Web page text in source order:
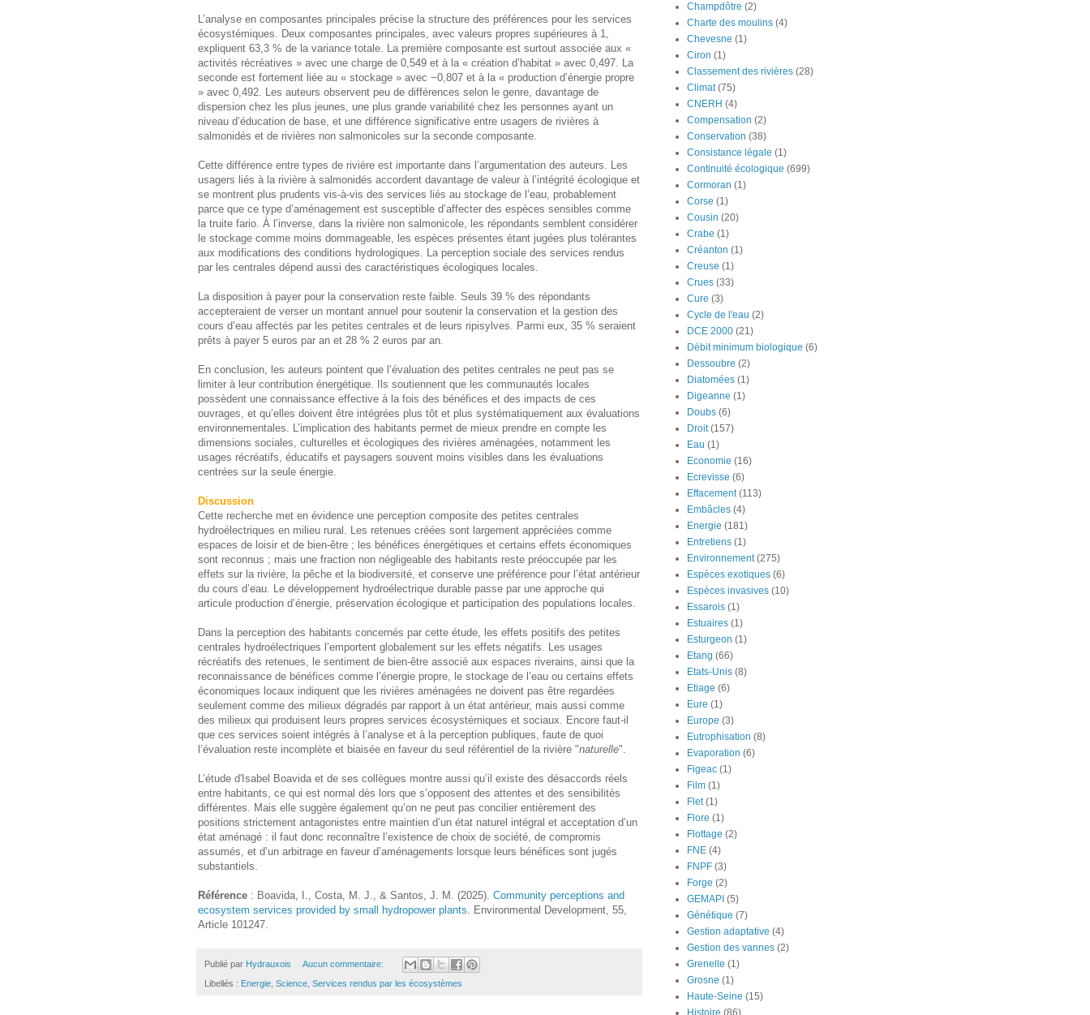
L’analyse en composantes principales précise la structure des préférences pour les services
écosystémiques. Deux composantes principales, avec valeurs propres supérieures à 1,
expliquent 63,3 % de la variance totale. La première composante est surtout associée aux «
activités récréatives » avec une charge de 0,549 et à la « création d’habitat » avec 0,497. La
seconde est fortement liée au « stockage » avec −0,807 et à la « production d’énergie propre
» avec 0,492. Les auteurs observent peu de différences selon le genre, davantage de
dispersion chez les plus jeunes, une plus grande variabilité chez les personnes ayant un
niveau d’éducation de base, et une différence significative entre usagers de rivières à
salmonidés et de rivières non salmonicoles sur la seconde composante.
Cette différence entre types de rivière est importante dans l’argumentation des auteurs. Les
usagers liés à la rivière à salmonidés accordent davantage de valeur à l’intégrité écologique et
se montrent plus prudents vis-à-vis des services liés au stockage de l’eau, probablement
parce que ce type d’aménagement est susceptible d’affecter des espèces sensibles comme
la truite fario. À l’inverse, dans la rivière non salmonicole, les répondants semblent considérer
le stockage comme moins dommageable, les espèces présentes étant jugées plus tolérantes
aux modifications des conditions hydrologiques. La perception sociale des services rendus
par les centrales dépend aussi des caractéristiques écologiques locales.
La disposition à payer pour la conservation reste faible. Seuls 39 % des répondants
accepteraient de verser un montant annuel pour soutenir la conservation et la gestion des
cours d’eau affectés par les petites centrales et de leurs ripisylves. Parmi eux, 35 % seraient
prêts à payer 5 euros par an et 28 % 2 euros par an.
En conclusion, les auteurs pointent que l’évaluation des petites centrales ne peut pas se
limiter à leur contribution énergétique. Ils soutiennent que les communautés locales
possèdent une connaissance effective à la fois des bénéfices et des impacts de ces
ouvrages, et qu’elles doivent être intégrées plus tôt et plus systématiquement aux évaluations
environnementales. L’implication des habitants permet de mieux prendre en compte les
dimensions sociales, culturelles et écologiques des rivières aménagées, notamment les
usages récréatifs, éducatifs et paysagers souvent moins visibles dans les évaluations
centrées sur la seule énergie.
Discussion
Cette recherche met en évidence une perception composite des petites centrales
hydroélectriques en milieu rural. Les retenues créées sont largement appréciées comme
espaces de loisir et de bien-être ; les bénéfices énergétiques et certains effets économiques
sont reconnus ; mais une fraction non négligeable des habitants reste préoccupée par les
effets sur la rivière, la pêche et la biodiversité, et conserve une préférence pour l’état antérieur
du cours d’eau. Le développement hydroélectrique durable passe par une approche qui
articule production d’énergie, préservation écologique et participation des populations locales.
Dans la perception des habitants concernés par cette étude, les effets positifs des petites
centrales hydroélectriques l’emportent globalement sur les effets négatifs. Les usages
récréatifs des retenues, le sentiment de bien-être associé aux espaces riverains, ainsi que la
reconnaissance de bénéfices comme l’énergie propre, le stockage de l’eau ou certains effets
économiques locaux indiquent que les rivières aménagées ne doivent pas être regardées
seulement comme des milieux dégradés par rapport à un état antérieur, mais aussi comme
des milieux qui produisent leurs propres services écosystémiques et sociaux. Encore faut-il
que ces services soient intégrés à l’analyse et à la perception publiques, faute de quoi
l’évaluation reste incomplète et biaisée en faveur du seul référentiel de la rivière "naturelle".
L’étude d'Isabel Boavida et de ses collègues montre aussi qu’il existe des désaccords réels
entre habitants, ce qui est normal dès lors que s’opposent des attentes et des sensibilités
différentes. Mais elle suggère également qu’on ne peut pas concilier entièrement des
positions strictement antagonistes entre maintien d’un état naturel intégral et acceptation d’un
état aménagé : il faut donc reconnaître l’existence de choix de société, de compromis
assumés, et d’un arbitrage en faveur d’aménagements lorsque leurs bénéfices sont jugés
substantiels.
Référence : Boavida, I., Costa, M. J., & Santos, J. M. (2025). Community perceptions and
ecosystem services provided by small hydropower plants . Environmental Development, 55,
Article 101247.
Publié par Hydrauxois Aucun commentaire:
Libellés : Energie Science Services rendus par les écosystèmes
Champdôtre (2)
Charte des moulins (4)
Chevesne (1)
Ciron (1)
Classement des rivières (28)
Climat (75)
CNERH (4)
Compensation (2)
Conservation (38)
Consistance légale (1)
Continuité écologique (699)
Cormoran (1)
Corse (1)
Cousin (20)
Crabe (1)
Créanton (1)
Creuse (1)
Crues (33)
Cure (3)
Cycle de l'eau (2)
DCE 2000 (21)
Débit minimum biologique (6)
Dessoubre (2)
Diatomées (1)
Digeanne (1)
Doubs (6)
Droit (157)
Eau (1)
Economie (16)
Ecrevisse (6)
Effacement (113)
Embâcles (4)
Energie (181)
Entretiens (1)
Environnement (275)
Espèces exotiques (6)
Espèces invasives (10)
Essarois (1)
Estuaires (1)
Esturgeon (1)
Etang (66)
Etats-Unis (8)
Etiage (6)
Eure (1)
Europe (3)
Eutrophisation (8)
Evaporation (6)
Figeac (1)
Film (1)
Flet (1)
Flore (1)
Flottage (2)
FNE (4)
FNPF (3)
Forge (2)
GEMAPI (5)
Génétique (7)
Gestion adaptative (4)
Gestion des vannes (2)
Grenelle (1)
Grosne (1)
Haute-Seine (15)
Histoire (86)